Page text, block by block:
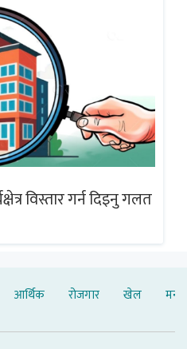
विस्तार गर्न दिइनु गलत
आर्थिक रोजगार खेल